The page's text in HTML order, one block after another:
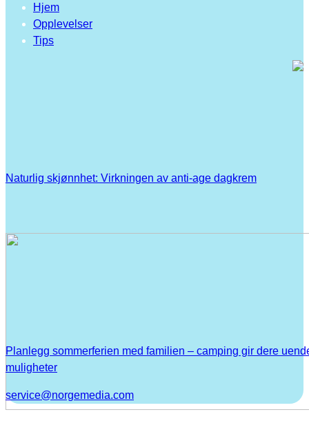
Hjem
Opplevelser
Tips
Naturlig skjønnhet: Virkningen av anti-age dagkrem
Planlegg sommerferien med familien – camping gir dere
muligheter
service@norgemedia.com